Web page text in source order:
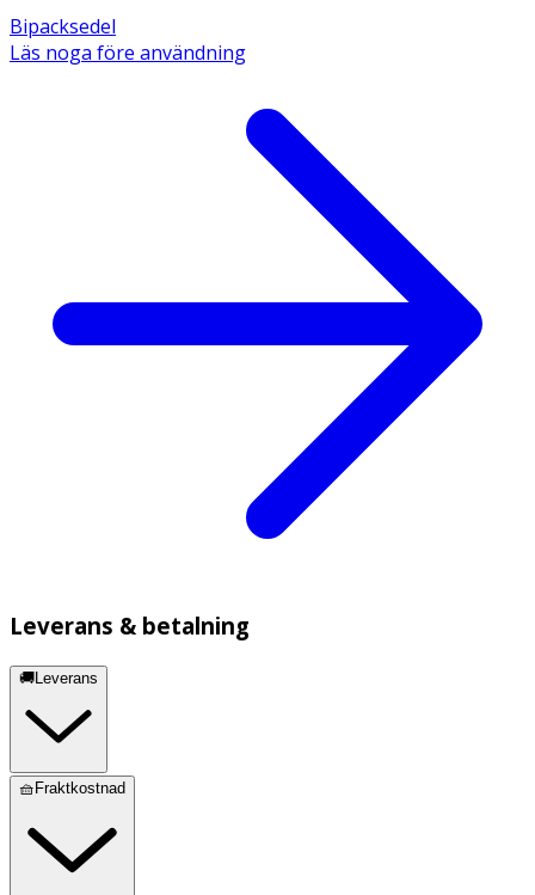
Bipacksedel
Läs noga före användning
Leverans & betalning
🚚Leverans
🧺Fraktkostnad